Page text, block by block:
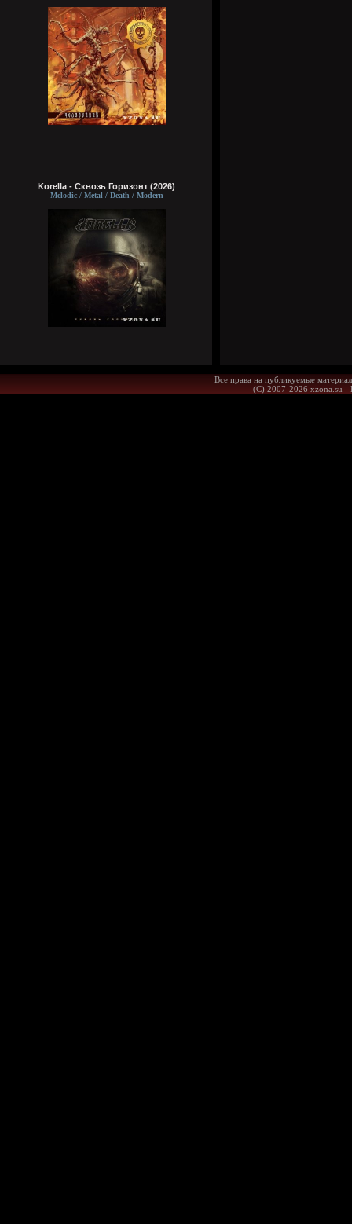
Korella - Сквозь Горизонт (2026)
Melodic / Metal / Death / Modern
Все права на публикуемые
(С) 2007-2026 xzona.su -